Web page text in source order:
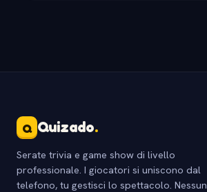
Q Quizado.
Serate trivia e game show di livello
professionale. I giocatori si uniscono dal
telefono, tu gestisci lo spettacolo. Nessun